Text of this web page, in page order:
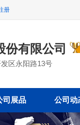
册
份有限公司
区永阳路13号
司展品 公司动